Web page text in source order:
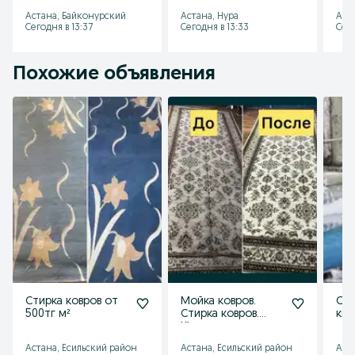
Астана, Байконурский
Сегодня в 13:37
Астана, Нура
Сегодня в 13:33
Похожие объявления
Стирка ковров от
500тг м²
Астана, Есильский район
Мойка ковров.
Стирка ковров.
Астана, Есильский район
От